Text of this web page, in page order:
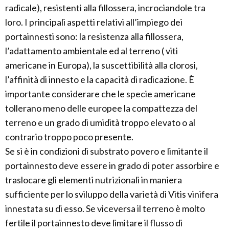
radicale), resistenti alla fillossera, incrociandole tra
loro. I principali aspetti relativi all’impiego dei
portainnesti sono: la resistenza alla fillossera,
l’adattamento ambientale ed al terreno ( viti
americane in Europa), la suscettibilità alla clorosi,
l’affinità di innesto e la capacità di radicazione. È
importante considerare che le specie americane
tollerano meno delle europee la compattezza del
terreno e un grado di umidità troppo elevato o al
contrario troppo poco presente.
Se si è in condizioni di substrato povero e limitante il
portainnesto deve essere in grado di poter assorbire e
traslocare gli elementi nutrizionali in maniera
sufficiente per lo sviluppo della varietà di Vitis vinifera
innestata su di esso. Se viceversa il terreno è molto
fertile il portainnesto deve limitare il flusso di